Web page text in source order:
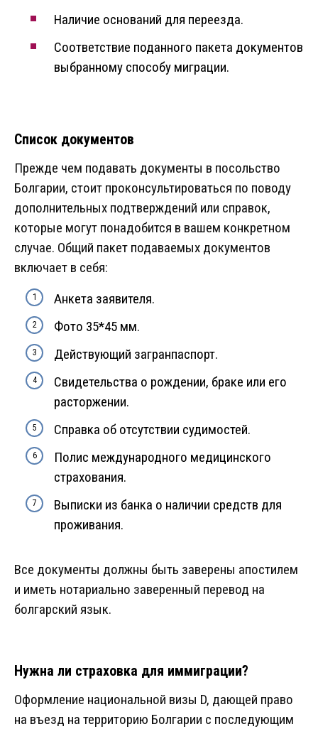
Наличие оснований для переезда.
Соответствие поданного пакета документов
выбранному способу миграции.
Список документов
Прежде чем подавать документы в посольство
Болгарии, стоит проконсультироваться по поводу
дополнительных подтверждений или справок,
которые могут понадобится в вашем конкретном
случае. Общий пакет подаваемых документов
включает в себя:
Анкета заявителя.
Фото 35*45 мм.
Действующий загранпаспорт.
Свидетельства о рождении, браке или его
расторжении.
Справка об отсутствии судимостей.
Полис международного медицинского
страхования.
Выписки из банка о наличии средств для
проживания.
Все документы должны быть заверены апостилем
и иметь нотариально заверенный перевод на
болгарский язык.
Нужна ли страховка для иммиграции?
Оформление национальной визы D, дающей право
на въезд на территорию Болгарии с последующим